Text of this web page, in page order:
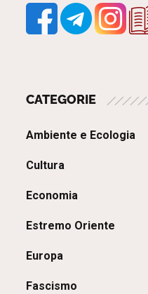
CATEGORIE
Ambiente e Ecologia
Cultura
Economia
Estremo Oriente
Europa
Fascismo